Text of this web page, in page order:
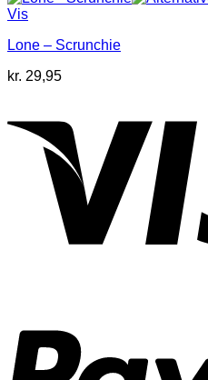
Vis
Lone – Scrunchie
kr. 29,95